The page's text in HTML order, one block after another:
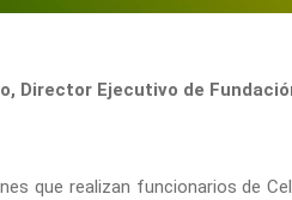
Director Ejecutivo de
que realizan funcionarios de